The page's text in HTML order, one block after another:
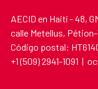
AECID en Haití - 48,
calle Metellus, Pétion-
Código postal:
+1 (509) 2941-1091 |